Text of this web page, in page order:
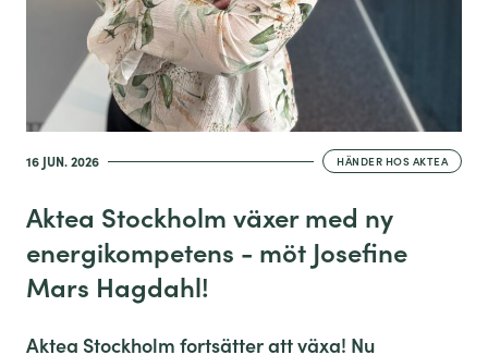
16 JUN. 2026 HÄNDER HOS AKTEA
Aktea Stockholm växer med ny
energikompetens - möt Josefine
Mars Hagdahl!
Aktea Stockholm fortsätter att växa! Nu